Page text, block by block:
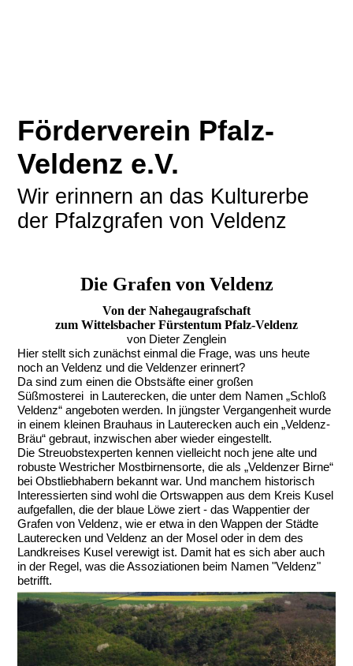
Förderverein Pfalz-
Veldenz e.V.
Wir erinnern an das Kulturerbe
der Pfalzgrafen von Veldenz
Die Grafen von Veldenz
Von der Nahegaugrafschaft
zum Wittelsbacher Fürstentum Pfalz-Veldenz
von Dieter Zenglein
Hier stellt sich zunächst einmal die Frage, was uns heute
noch an Veldenz und die Veldenzer erinnert?
Da sind zum einen die Obstsäfte einer großen
Süßmosterei in Lauterecken, die unter dem Namen „Schloß
Veldenz“ angeboten werden. In jüngster Vergangenheit wurde
in einem kleinen Brauhaus in Lauterecken auch ein „Veldenz-
Bräu“ gebraut, inzwischen aber wieder eingestellt.
Die Streuobstexperten kennen vielleicht noch jene alte und
robuste Westricher Mostbirnensorte, die als „Veldenzer Birne“
bei Obstliebhabern bekannt war. Und manchem historisch
Interessierten sind wohl die Ortswappen aus dem Kreis Kusel
aufgefallen, die der blaue Löwe ziert - das Wappentier der
Grafen von Veldenz, wie er etwa in den Wappen der Städte
Lauterecken und Veldenz an der Mosel oder in dem des
Landkreises Kusel verewigt ist. Damit hat es sich aber auch
in der Regel, was die Assoziationen beim Namen "Veldenz"
betrifft.